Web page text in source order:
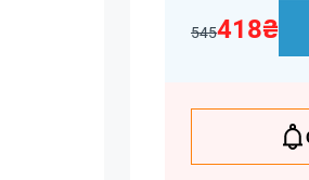
545418₴